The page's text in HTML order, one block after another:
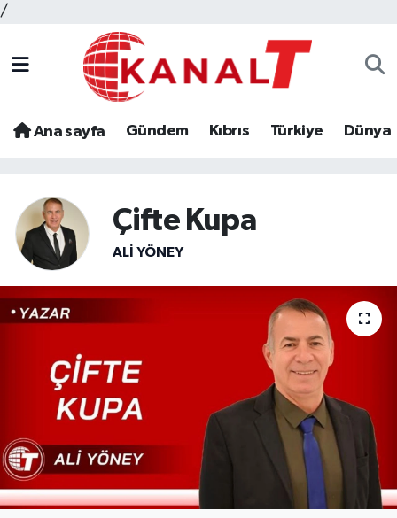
/
Ana sayfa Gündem Kıbrıs Türkiye Dünya
Çifte Kupa
ALI YÖNEY